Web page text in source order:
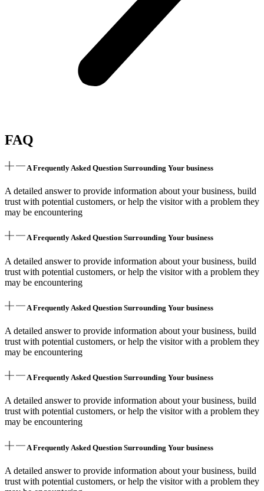
FAQ
A Frequently Asked Question Surrounding Your business
A detailed answer to provide information about your business, build
trust with potential customers, or help the visitor with a problem they
may be encountering
A Frequently Asked Question Surrounding Your business
A detailed answer to provide information about your business, build
trust with potential customers, or help the visitor with a problem they
may be encountering
A Frequently Asked Question Surrounding Your business
A detailed answer to provide information about your business, build
trust with potential customers, or help the visitor with a problem they
may be encountering
A Frequently Asked Question Surrounding Your business
A detailed answer to provide information about your business, build
trust with potential customers, or help the visitor with a problem they
may be encountering
A Frequently Asked Question Surrounding Your business
A detailed answer to provide information about your business, build
trust with potential customers, or help the visitor with a problem they